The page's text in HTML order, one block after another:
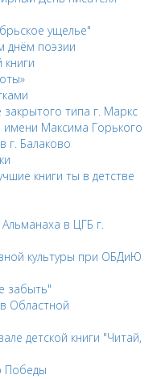
ущелье"
днём поэзии
типа г. Маркс
Максима Горького
г. Балаково
книги ты в детстве
в ЦГБ г.
культуры при ОБДиЮ
забыть"
Областной
детской книги "Читай,
Победы